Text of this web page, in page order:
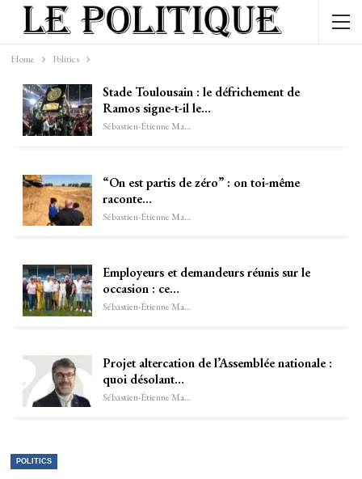
Home Politics
Stade Toulousain : le défrichement de
Ramos signe-t-il le…
Sébastien-Étienne Marechal
“On est partis de zéro” : on toi-même
raconte…
Sébastien-Étienne Marechal
Employeurs et demandeurs réunis sur le
occasion : ce…
Sébastien-Étienne Marechal
Projet altercation de l’Assemblée nationale :
quoi désolant…
Sébastien-Étienne Marechal
POLITICS